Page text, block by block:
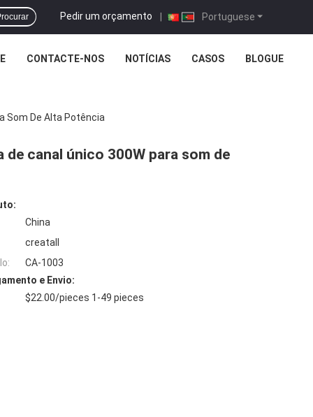
Portuguese
Pedir um orçamento |
CONTACTE-NOS NOTÍCIAS CASOS BLOGUE
Som De Alta Potência
canal único 300W para som de
China
creatall
CA-1003
e Envio:
$22.00/pieces 1-49 pieces